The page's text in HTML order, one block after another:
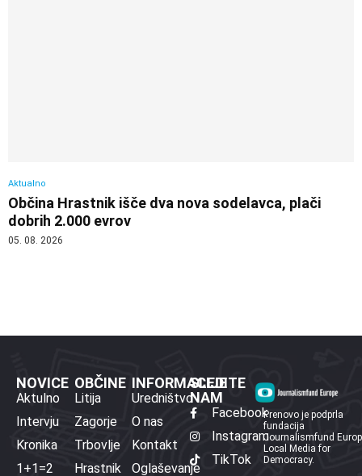
Aktualno
Občina Hrastnik išče dva nova sodelavca, plači
dobrih 2.000 evrov
05. 08. 2026
NOVICE
Aktulno
Intervju
Kronika
1+1=2
OBČINE
Litija
Zagorje
Trbovlje
Hrastnik
INFORMACIJE
Uredništvo
O nas
Kontakt
Oglaševanje
SLEDITE
NAM
Facebook
Instagram
TikTok
Prenovo je podprla
fundacija
Journalismfund
Local Media for
Democracy.